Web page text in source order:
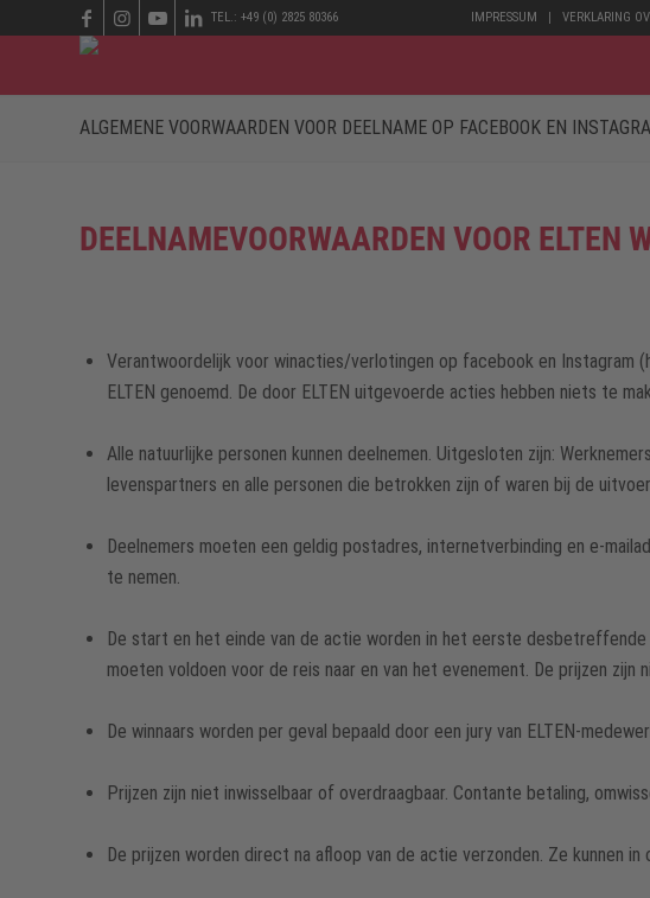
IMPRESSUM VERKLARING
TEL.: +49 (0) 2825 80366
ALGEMENE VOORWAARDEN VOOR DEELNAME OP FACEBOOK EN
DEELNAMEVOORWAARDEN VOOR ELTEN
Verantwoordelijk voor winacties/verlotingen op facebook en Instagram
ELTEN genoemd. De door ELTEN uitgevoerde acties hebben niets te
Alle natuurlijke personen kunnen deelnemen. Uitgesloten zijn:
levenspartners en alle personen die betrokken zijn of waren bij de
Deelnemers moeten een geldig postadres, internetverbinding en e-
te nemen.
De start en het einde van de actie worden in het eerste
moeten voldoen voor de reis naar en van het evenement. De prijzen zijn
De winnaars worden per geval bepaald door een jury van ELTEN-
Prijzen zijn niet inwisselbaar of overdraagbaar. Contante betaling,
De prijzen worden direct na afloop van de actie verzonden. Ze kunnen